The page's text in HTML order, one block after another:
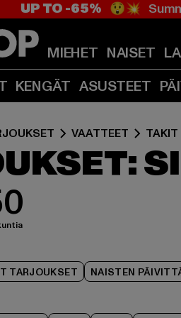
UP TO -65% 😲💥
MIEHET NAISET
KENGÄT ASUSTEET
VAATTEET TAKIT
TARJOUKSET NAISTEN